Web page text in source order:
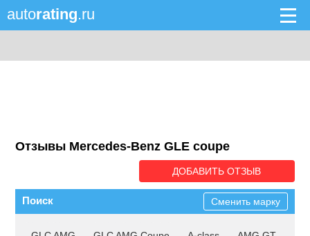
autorating.ru
Отзывы Mercedes-Benz GLE coupe
ДОБАВИТЬ ОТЗЫВ
Поиск Сменить марку